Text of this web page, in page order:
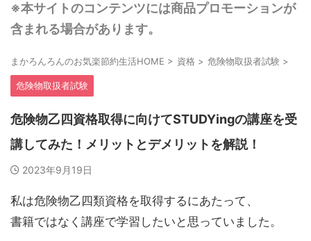
※本サイトのコンテンツには商品プロモーションが
含まれる場合があります。
まかろんろんのお気楽節約生活HOME > 資格 > 危険物取扱者試験 >
危険物取扱者試験
危険物乙四資格取得に向けてSTUDYingの講座を受
講してみた！メリットとデメリットを解説！
2023年9月19日
私は危険物乙四類資格を取得するにあたって、
書籍ではなく講座で学習したいと思っていました。